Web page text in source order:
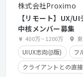
株式会社Proximo
【リモート】UX/
中核メンバー募集
400万~1200万
UIUX志向(β版) フ
クライアントとの直